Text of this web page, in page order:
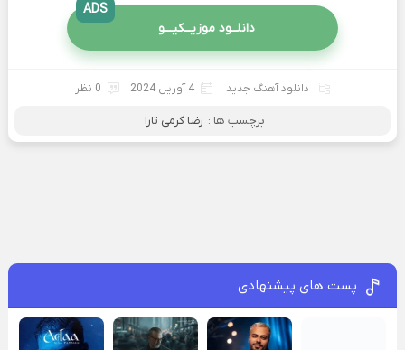
دانلــود موزیــکیـــو
ADS
دانلود آهنگ جدید 4 آوریل 2024 0 نظر
برچسب ها : رضا کرمی تارا
پست های پیشنهادی